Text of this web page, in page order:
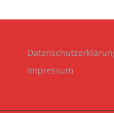
Impressum